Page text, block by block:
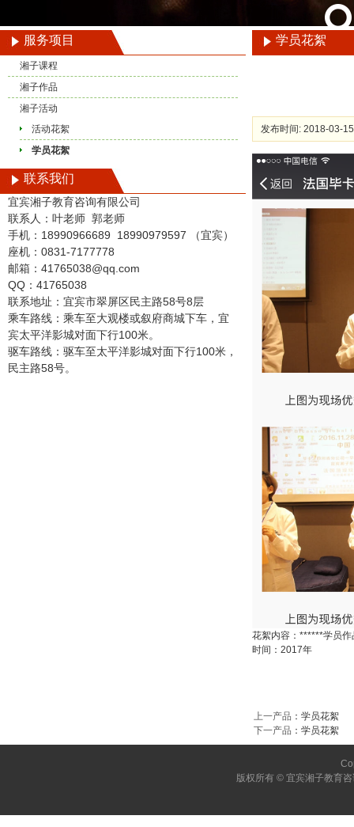
服务项目
湘子课程
湘子作品
湘子活动
活动花絮
学员花絮
联系我们
宜宾湘子教育咨询有限公司
联系人：叶老师 郭老师
手机： 18990966689 18990979597
（宜宾）
座机：0831-7177778
邮箱：41765038@qq.com
QQ：41765038
联系地址：宜宾市翠屏区民主路58号8层
乘车路线：乘车至大观楼或叙府商城下车，宜
宾太平洋影城对面下行100米。
驱车路线：驱车至太平洋影城对面下行100米，
民主路58号。
学员花絮
发布时间: 2018-03-
花絮内容：******学员作
时间：2017年
上一产品 ： 学员花絮
下一产品 ： 学员花絮
版权所有 © 宜宾湘子教育